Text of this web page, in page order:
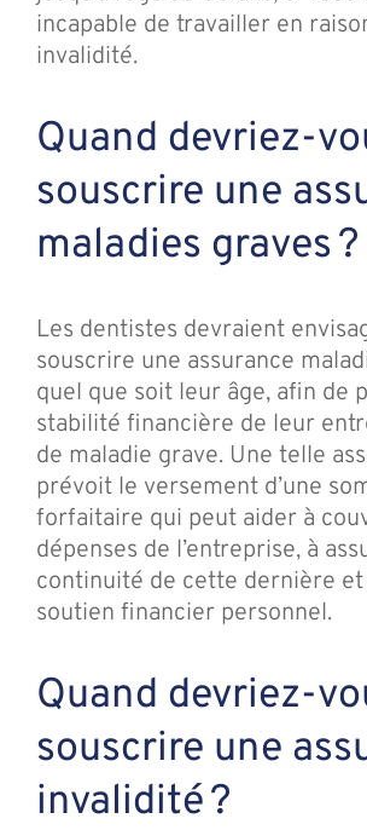
incapable de travailler en
invalidité.
Quand devriez-
souscrire une
maladies graves ?
Les dentistes devraient
souscrire une assurance
quel que soit leur âge, afin de
stabilité financière de leur
de maladie grave. Une telle
prévoit le versement d’une
forfaitaire qui peut aider à
dépenses de l’entreprise, à
continuité de cette dernière
soutien financier personnel.
Quand devriez-
souscrire une
invalidité ?